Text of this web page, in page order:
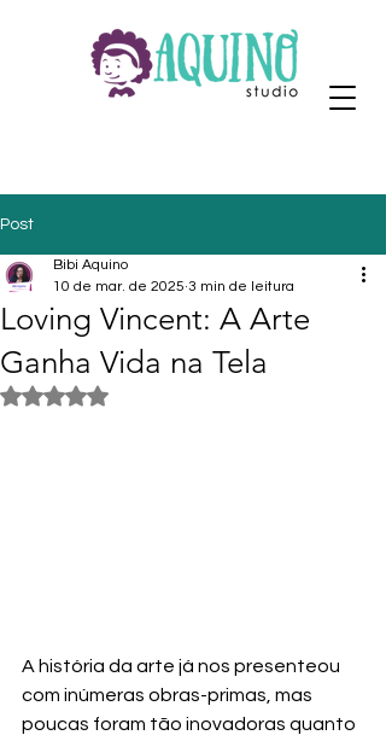
Post
Loving Vincent: A Arte
Ganha Vida na Tela
Bibi Aquino
10 de mar. de 2025 3 min de leitura
Avaliado com NaN de 5 estrelas.
A história da arte já nos presenteou
com inúmeras obras-primas, mas
poucas foram tão inovadoras quanto